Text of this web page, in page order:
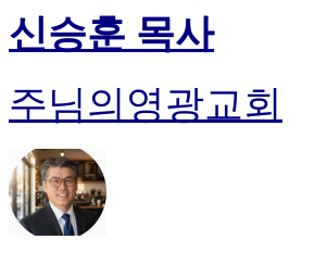
신승훈 목사
주님의영광교회